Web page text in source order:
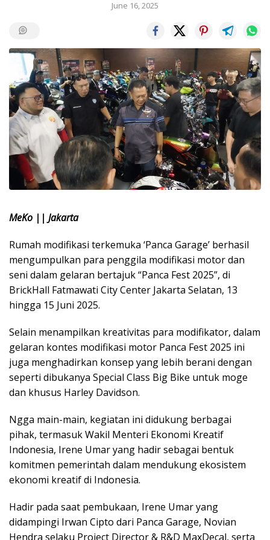
June 16, 2025
MeKo || Jakarta
Rumah modifikasi terkemuka ‘Panca Garage’ berhasil
mengumpulkan para penggila modifikasi motor dan
seni dalam gelaran bertajuk “Panca Fest 2025”, di
BrickHall Fatmawati City Center Jakarta Selatan, 13
hingga 15 Juni 2025.
Selain menampilkan kreativitas para modifikator, dalam
gelaran kontes modifikasi motor Panca Fest 2025 ini
juga menghadirkan konsep yang lebih berani dengan
seperti dibukanya Special Class Big Bike untuk moge
dan khusus Harley Davidson.
Ngga main-main, kegiatan ini didukung berbagai
pihak, termasuk Wakil Menteri Ekonomi Kreatif
Indonesia, Irene Umar yang hadir sebagai bentuk
komitmen pemerintah dalam mendukung ekosistem
ekonomi kreatif di Indonesia.
Hadir pada saat pembukaan, Irene Umar yang
didampingi Irwan Cipto dari Panca Garage, Novian
Hendra selaku Project Director & R&D MaxDecal, serta